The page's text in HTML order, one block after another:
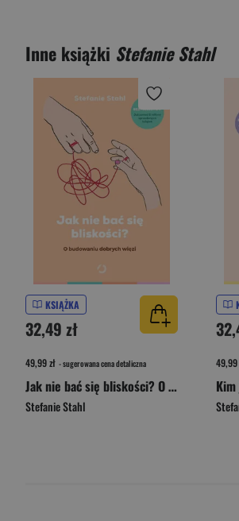
Inne książki Stefanie Stahl
KSIĄŻKA
32,49 zł
49,99 zł - sugerowana cena detaliczna
Jak nie bać się bliskości? O budowaniu dobrych więzi [wyd. 2, 2024]
Stefanie Stahl
49,99